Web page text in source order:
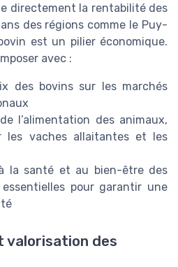
directement la rentabilité des
des régions comme le Puy-
est un pilier économique.
avec :
des bovins sur les marchés
l’alimentation des animaux,
les vaches allaitantes et les
la santé et au bien-être des
pour garantir une
valorisation des